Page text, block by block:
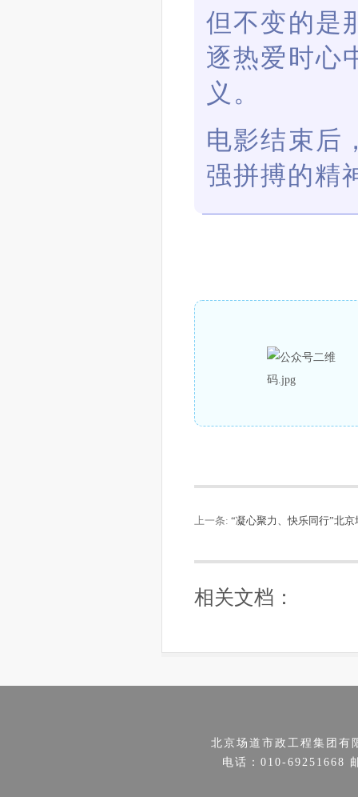
但不变的是
逐热爱时心
义。
电影结束后
强拼搏的精
上一条: “凝心聚力、快乐同行”北
相关文档：
北京场道市政工程集团有
电话：010-69251668